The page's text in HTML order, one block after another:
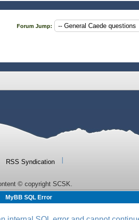
Forum Jump:
RSS Syndication
© copyright SCSK.
MyBB SQL Error